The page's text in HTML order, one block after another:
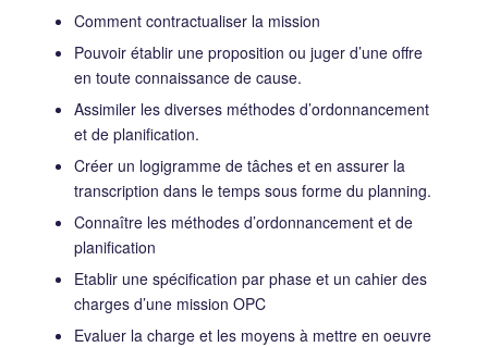
Comment contractualiser la mission
Pouvoir établir une proposition ou juger d’une offre
en toute connaissance de cause.
Assimiler les diverses méthodes d’ordonnancement
et de planification.
Créer un logigramme de tâches et en assurer la
transcription dans le temps sous forme du planning.
Connaître les méthodes d’ordonnancement et de
planification
Etablir une spécification par phase et un cahier des
charges d’une mission OPC
Evaluer la charge et les moyens à mettre en oeuvre